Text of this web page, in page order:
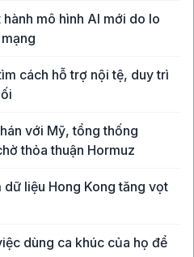
mô hình AI mới do lo
cách hỗ trợ nội tệ, duy trì
với Mỹ, tổng thống
thỏa thuận Hormuz
dữ liệu Hong Kong tăng vọt
dùng ca khúc của họ để